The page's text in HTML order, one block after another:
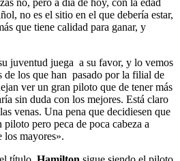
no es el sitio en el que debería estar,
que tiene calidad para ganar, y
juventud juega a su favor, y lo vemos
de los que han pasado por la filial de
ver un gran piloto que de tener más
sin duda con los mejores. Está claro
venas. Una pena que decidiesen que
piloto pero peca de poca cabeza a
los mayores».